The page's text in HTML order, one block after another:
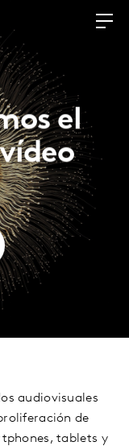
el
audiovisuales
de
tablets y